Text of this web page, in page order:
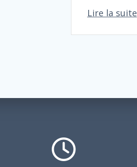
Lire la suite